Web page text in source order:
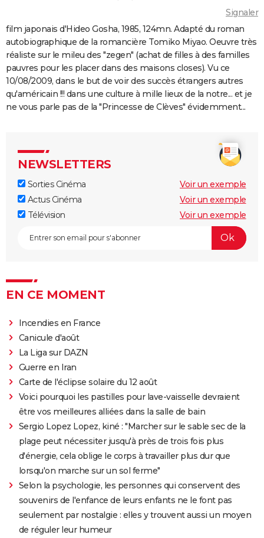
Forrest Gump : une erreur se cache dans le film,
presque personne ne l'a remarquée
Borgo : intrigue, histoire vraie, casting, avis... Les infos
sur le film
"Sexy", "navrant"... "Babygirl", thriller érotique porté
par Nicole Kidman, divise les critiques
Winslet a un mauvais souvenir de cette scène
devenue culte
The Brutalist : la critique est unanime, voici pourquoi
il faut absolument voir ce film au cinéma
La Haine
The Father : synopsis, casting, critiques, bande-
annonce, seance, streaming...
"Babylon" : critiques, séances, avis, casting,
streaming, bande-annonce...
La chambre d'à côté : faut-il voir le dernier Pedro
Almodóvar ? Ce qu'en disent les critiques presse
The Whale
Le Comte de Monte-Cristo : le film avec Pierre Niney
est-il inspiré d'une histoire vraie ?
Juré n°2 : s'agit-il (véritablement) du dernier film de
Clint Eastwood ?
Le Parrain
Il était une fois en Amérique
Peter von Kant
Nomadland : synopsis, casting, Oscars, photos,
streaming, avis...
Sound of Metal
Signaler
film japonais d'Hideo Gosha, 1985, 124mn. Adapté du roman
autobiographique de la romancière Tomiko Miyao. Oeuvre très
réaliste sur le mileu des "zegen" (achat de filles à des familles
pauvres pour les placer dans des maisons closes). Vu ce
10/08/2009, dans le but de voir des succès étrangers autres
qu'américain !!! dans une culture à mille lieux de la notre... et je
ne vous parle pas de la "Princesse de Clèves" évidemment...
NEWSLETTERS
Sorties Cinéma
Voir un exemple
Actus Cinéma
Voir un exemple
Télévision
Voir un exemple
EN CE MOMENT
Incendies en France
Canicule d'août
La Liga sur DAZN
Guerre en Iran
Carte de l'éclipse solaire du 12 août
Voici pourquoi les pastilles pour lave-vaisselle devraient
être vos meilleures alliées dans la salle de bain
Sergio Lopez Lopez, kiné : "Marcher sur le sable sec de la
plage peut nécessiter jusqu'à près de trois fois plus
d'énergie, cela oblige le corps à travailler plus dur que
lorsqu'on marche sur un sol ferme"
Selon la psychologie, les personnes qui conservent des
souvenirs de l'enfance de leurs enfants ne le font pas
seulement par nostalgie : elles y trouvent aussi un moyen
de réguler leur humeur